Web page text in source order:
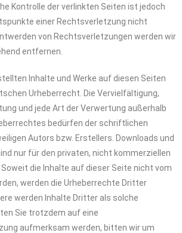
Kontrolle der verlinkten Seiten ist jedoch
einer Rechtsverletzung nicht
von Rechtsverletzungen werden wir
entfernen.
Inhalte und Werke auf diesen Seiten
Urheberrecht. Die Vervielfältigung,
und jede Art der Verwertung außerhalb
bedürfen der schriftlichen
Autors bzw. Erstellers. Downloads und
nur für den privaten, nicht kommerziellen
die Inhalte auf dieser Seite nicht vom
werden die Urheberrechte Dritter
werden Inhalte Dritter als solche
Sie trotzdem auf eine
aufmerksam werden, bitten wir um